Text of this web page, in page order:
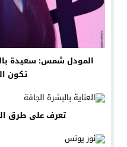
المودل شمس: سعيدة
تكون
تعرف على طرق